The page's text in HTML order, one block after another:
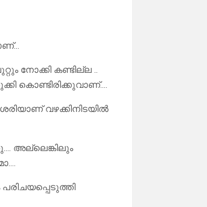
നോക്കി കണ്ടില്ല ..
കൊണ്ടിരിക്കുവാണ്….
വഴക്കിനിടയിൽ
അല്ലെങ്കിലും